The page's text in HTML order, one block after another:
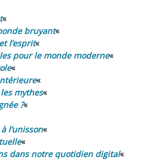
«
bruyant«
l’esprit«
pour le monde moderne«
«
«
mythes«
?«
l’unisson«
«
dans notre quotidien digital«